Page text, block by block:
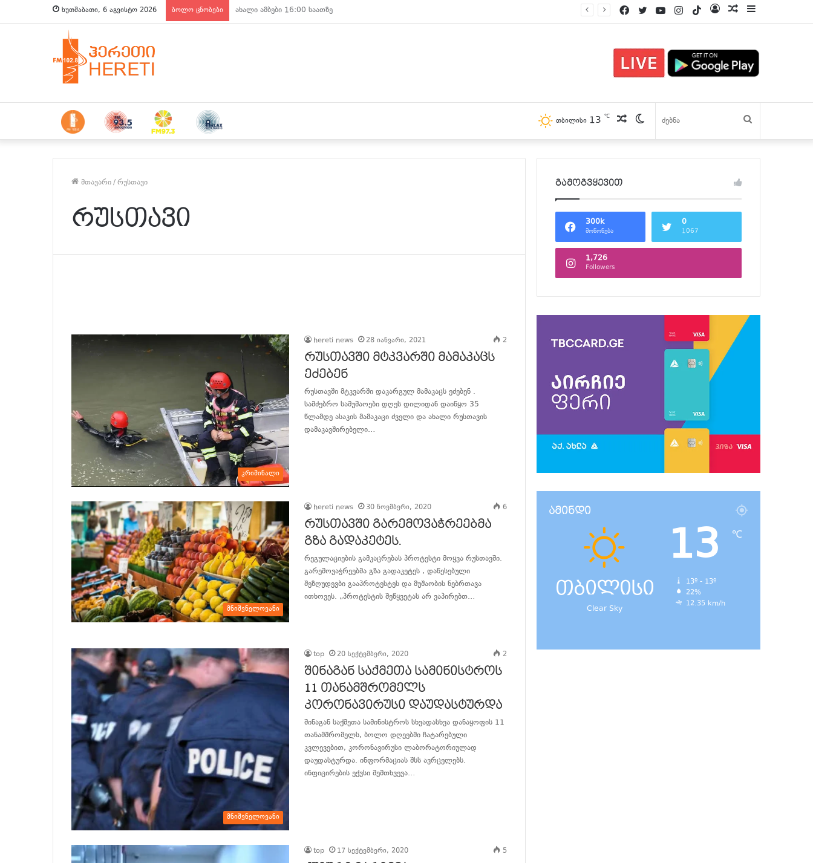
ხუთშაბათი, 6 აგვისტო 2026 ბოლო ცნობები ახალი ამბები 15:00 საათზე პოსტები
Log
TikTok
Instagram
YouTube
Twitter
Facebook
Switch
skin
პოსტები
თბილისი 13 ℃
მთავარი/რუსთავი
რუსთავი
კრიმინალი
hereti news 28 იანვარი, 2021 2
რუსთავში მტკვარში მამაკაცს
ეძებენ
რუსთავში მტკვარში დაკარგულ მამაკაცს ეძებენ .
სამძებრო სამუშაოები დღეს დილიდან დაიწყო 35
წლამდე ასაკის მამაკაცი ძველი და ახალი რუსთავის
დამაკავშირებელი…
მნიშვნელოვანი
hereti news 30 ნოემბერი, 2020 6
რუსთავში გარემოვაჭრეებმა
გზა გადაკეტეს.
რეგულაციების გამკაცრებას პროტესტი მოყვა რუსთავში.
გარემოვაჭრეებმა გზა გადაკეტეს , დაწესებული
შეზღუდევბი გააპროტესტეს და მუშაობის ნებრთავა
ითხოვეს. „პროტესტის შეწყვეტას არ ვაპირებთ…
მნიშვნელოვანი
top 20 სექტემბერი, 2020 2
შინაგან საქმეთა სამინისტროს
11 თანამშრომელს
კორონავირუსი დაუდასტურდა
შინაგან საქმეთა სამინისტროს სხვადასხვა დანაყოფის 11
თანამშრომელს, ბოლო დღეებში ჩატარებული
კვლევებით, კორონავირუსი ლაბორატორიულად
დაუდასტურდა. ინფორმაციას შსს ავრცელებს.
ინფიცირების ექვსი შემთხვევა…
top 17 სექტემბერი, 2020 5
გამოგვყევით
300k
მოწონება
0
1067
1,726
Followers
ამინდი
თბილისი
Clear Sky
13 ℃
13º - 13º
22%
12.35 km/h